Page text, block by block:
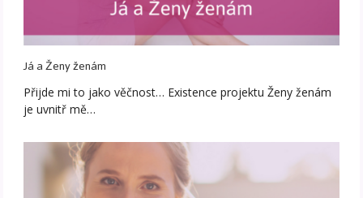
Já a Ženy ženám
Přijde mi to jako věčnost… Existence projektu Ženy ženám
je uvnitř mě…